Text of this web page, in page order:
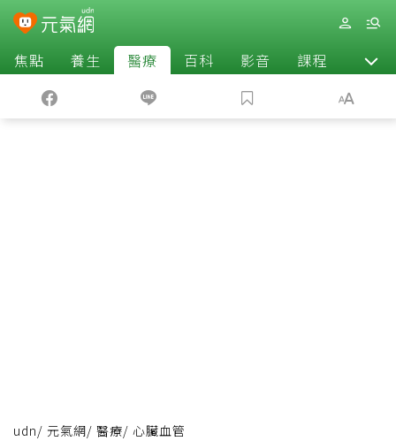
焦點 養生 醫療 百科 影音 課程 退休
udn/ 元氣網/ 醫療/ 心臟血管